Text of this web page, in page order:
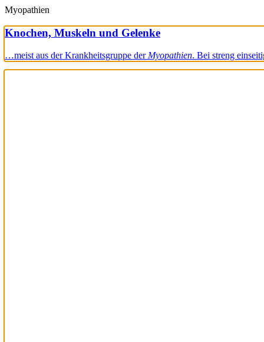
Myopathien
Knochen, Muskeln und Gelenke
…meist aus der Krankheitsgruppe derMyopathien. Bei streng